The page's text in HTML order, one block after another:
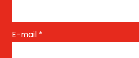
E-mail *